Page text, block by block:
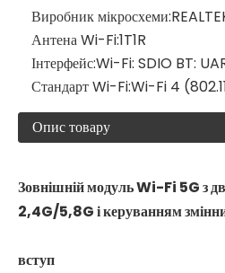
Виробник мікросхеми:
Антена Wi-Fi:1T1R
Інтерфейс:Wi-Fi: SDIO BT:
Стандарт Wi-Fi:Wi-Fi 4
Опис товару
Зовнішній модуль Wi-Fi 5G з
2,4G/5,8G і керуванням
вступ